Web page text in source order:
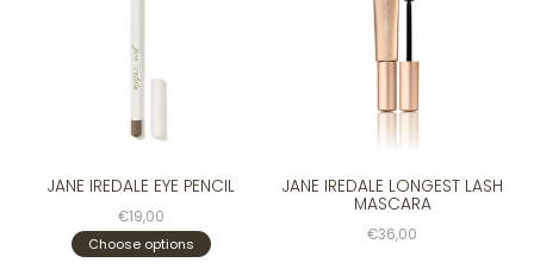
JANE IREDALE EYE PENCIL
€19,00
Choose options
JANE IREDALE LONGEST LASH
MASCARA
€36,00